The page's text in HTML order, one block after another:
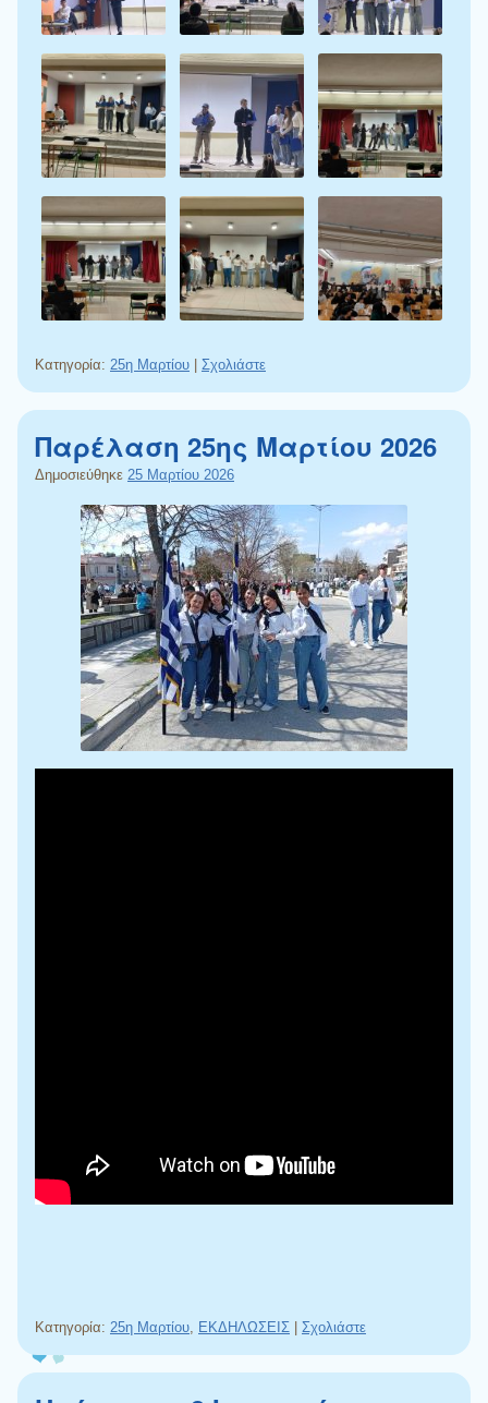
Κατηγορία: 25η Μαρτίου Σχολιάστε
Παρέλαση 25ης Μαρτίου 2026
Δημοσιεύθηκε 25 Μαρτίου 2026
Κατηγορία: 25η Μαρτίου, ΕΚΔΗΛΩΣΕΙΣ Σχολιάστε